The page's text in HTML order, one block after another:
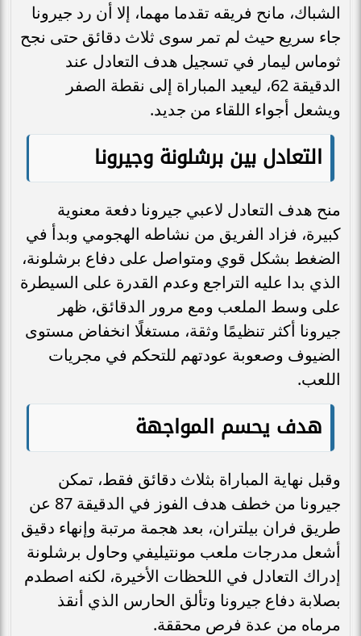
الشباك، مانح فريقه تقدما مهما، إلا أن رد جيرونا
جاء سريع حيث لم تمر سوى ثلاث دقائق حتى نجح
ثوماس ليمار في تسجيل هدف التعادل عند
الدقيقة 62، ليعيد المباراة إلى نقطة الصفر
ويشعل أجواء اللقاء من جديد.
التعادل بين برشلونة وجيرونا
منح هدف التعادل لاعبي جيرونا دفعة معنوية
كبيرة، فزاد الفريق من نشاطه الهجومي وبدأ في
الضغط بشكل قوي ومتواصل على دفاع برشلونة،
الذي بدا عليه التراجع وعدم القدرة على السيطرة
على وسط الملعب ومع مرور الدقائق، ظهر
جيرونا أكثر تنظيمًا وثقة، مستغلًا انخفاض مستوى
الضيوف وصعوبة عودتهم للتحكم في مجريات
اللعب.
هدف يحسم المواجهة
وقبل نهاية المباراة بثلاث دقائق فقط، تمكن
جيرونا من خطف هدف الفوز في الدقيقة 87 عن
طريق فران بيلتران، بعد هجمة مرتبة وإنهاء دقيق
أشعل مدرجات ملعب مونتيليفي وحاول برشلونة
إدراك التعادل في اللحظات الأخيرة، لكنه اصطدم
بصلابة دفاع جيرونا وتألق الحارس الذي أنقذ
مرماه من عدة فرص محققة.